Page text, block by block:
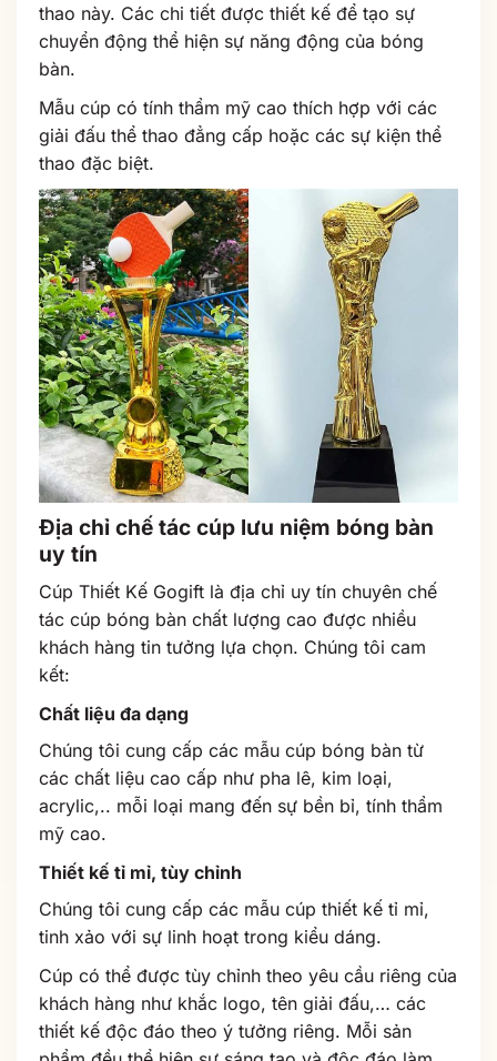
thao này. Các chi tiết được thiết kế để tạo sự
chuyển động thể hiện sự năng động của bóng
bàn.
Mẫu cúp có tính thẩm mỹ cao thích hợp với các
giải đấu thể thao đẳng cấp hoặc các sự kiện thể
thao đặc biệt.
Địa chỉ chế tác cúp lưu niệm bóng bàn
uy tín
Cúp Thiết Kế Gogift là địa chỉ uy tín chuyên chế
tác cúp bóng bàn chất lượng cao được nhiều
khách hàng tin tưởng lựa chọn. Chúng tôi cam
kết:
Chất liệu đa dạng
Chúng tôi cung cấp các mẫu cúp bóng bàn từ
các chất liệu cao cấp như pha lê, kim loại,
acrylic,.. mỗi loại mang đến sự bền bỉ, tính thẩm
mỹ cao.
Thiết kế tỉ mỉ, tùy chỉnh
Chúng tôi cung cấp các mẫu cúp thiết kế tỉ mỉ,
tinh xảo với sự linh hoạt trong kiểu dáng.
Cúp có thể được tùy chỉnh theo yêu cầu riêng của
khách hàng như khắc logo, tên giải đấu,… các
thiết kế độc đáo theo ý tưởng riêng. Mỗi sản